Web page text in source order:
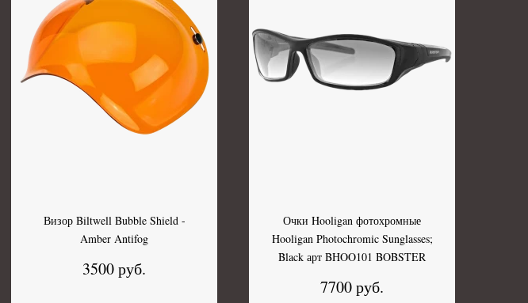
Визор Biltwell Bubble Shield -
Amber Antifog
3500 руб.
Очки Hooligan фотохромные
Hooligan Photochromic Sunglasses;
Black арт BHOO101 BOBSTER
7700 руб.